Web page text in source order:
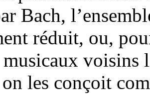
Bach,
réduit, ou,
musicaux voisins
les conçoit